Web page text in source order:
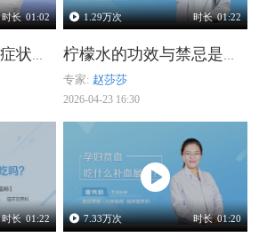
时长 01:02 1.29万次 时长 01:22
专家: 赵莎莎
2026-04-23 16:30
时长 01:22 7.33万次 时长 01:20